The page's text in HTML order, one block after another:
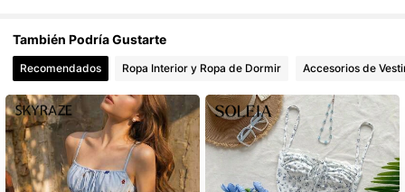
4,91 2.4M Seguidores
4,91 2.4M Seguidores
También Podría Gustarte
Recomendados Ropa Interior y Ropa de Dormir Accesorios de